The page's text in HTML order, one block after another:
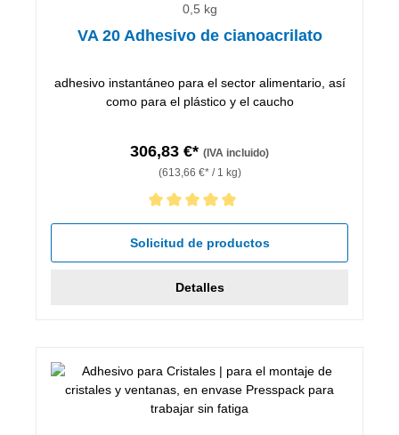
0,5 kg
VA 20 Adhesivo de cianoacrilato
adhesivo instantáneo para el sector alimentario, así
como para el plástico y el caucho
306,83 €* (IVA incluido)
(613,66 €* / 1 kg)
Calificación promedio de 5 de 5 estrellas
Solicitud de productos
Detalles